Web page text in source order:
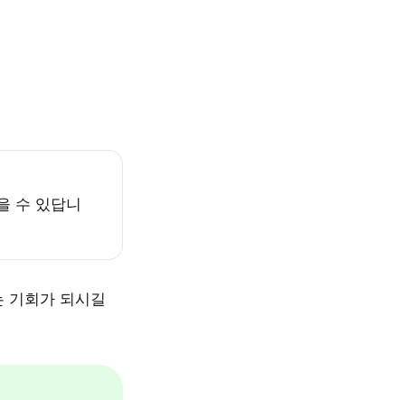
수 있답니
기회가 되시길